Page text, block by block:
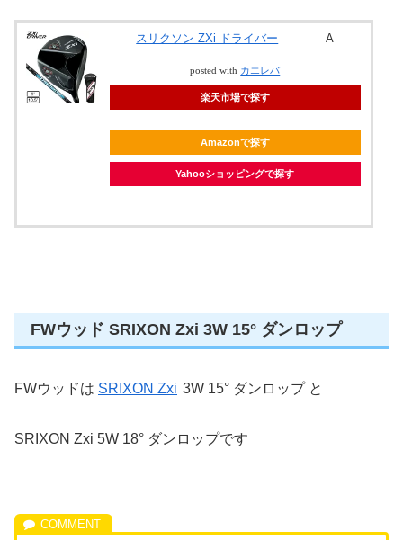
スリクソン ZXi ドライバー A
posted with カエレバ
楽天市場で探す
Amazonで探す
Yahooショッピングで探す
FWウッド SRIXON Zxi 3W 15° ダンロップ
FWウッドは SRIXON Zxi 3W 15° ダンロップ と
SRIXON Zxi 5W 18° ダンロップです